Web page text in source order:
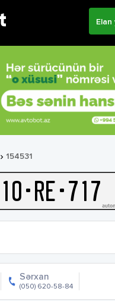
Elan
 154531
10-RE-717
Sərxan
(050) 620-58-84